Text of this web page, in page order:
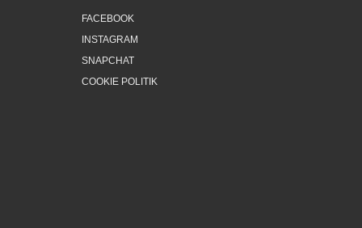
FACEBOOK
INSTAGRAM
SNAPCHAT
COOKIE POLITIK